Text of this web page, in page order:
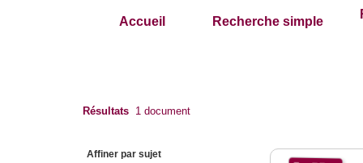
Accueil Recherche simple
Résultats 1 document
Affiner par sujet